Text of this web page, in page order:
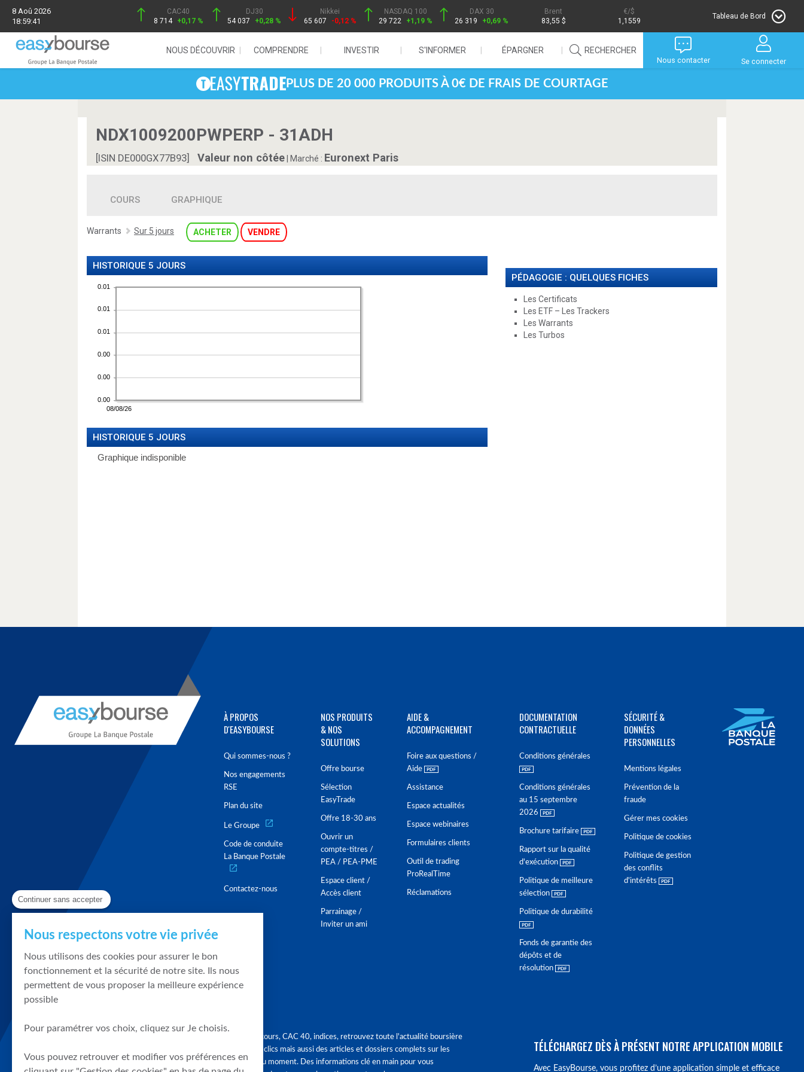
8 Aoû 2026
18:59:41
CAC40
8 714 +0,17 %
DJ30
54 037
+0,28 %
Nikkei
65 607
-0,12 %
NASDAQ 100
29 722
+1,19 %
DAX 30
26 319
+0,69 %
Brent
83,55 $
/$
1,1559
Tableau de Bord
NOUS DÉCOUVRIR COMPRENDRE INVESTIR S'INFORMER ÉPARGNER RECHERCHER
Nous contacter Se connecter
PLUS DE 20 000 PRODUITS À 0€ DE FRAIS DE COURTAGE
NDX1009200PWPERP - 31ADH
[ISIN DE000GX77B93] Valeur non côtée Marché : Euronext Paris
COURS GRAPHIQUE
Warrants Sur 5 jours ACHETER VENDRE
HISTORIQUE 5 JOURS
HISTORIQUE 5 JOURS
PÉDAGOGIE : QUELQUES FICHES
Les Certificats
Les ETF – Les Trackers
Les Warrants
Les Turbos
À PROPOS
D'EASYBOURSE
Qui sommes-nous ?
Nos engagements
RSE
Plan du site
Le Groupe
Code de conduite
La Banque Postale
Contactez-nous
NOS PRODUITS
& NOS
SOLUTIONS
Offre bourse
Sélection
EasyTrade
Offre 18-30 ans
Ouvrir un
compte-titres /
PEA / PEA-PME
Espace client /
Accès client
Parrainage /
Inviter un ami
AIDE &
ACCOMPAGNEMENT
Foire aux questions /
Aide
Assistance
Espace actualités
Espace webinaires
Formulaires clients
Outil de trading
ProRealTime
Réclamations
DOCUMENTATION
CONTRACTUELLE
Conditions générales
Conditions générales
au 15 septembre
2026
Brochure tarifaire
Rapport sur la qualité
d'exécution
Politique de meilleure
sélection
Politique de durabilité
Fonds de garantie des
dépôts et de
résolution
SÉCURITÉ &
DONNÉES
PERSONNELLES
Mentions légales
Prévention de la
fraude
Gérer mes cookies
Politique de cookies
Politique de gestion
des conflits
d'intérêts
Graphique, cours, CAC 40, indices, retrouvez toute l'actualité boursière
en quelques clics mais aussi des articles et dossiers complets sur les
tendances du moment. Des informations clé en main pour vous
TÉLÉCHARGEZ DÈS À PRÉSENT NOTRE APPLICATION MOBILE
Avec EasyBourse, vous profitez d’une application simple et efficace
Continuer sans accepter
Nous respectons votre vie privée
Nous utilisons des cookies pour assurer le bon
fonctionnement et la sécurité de notre site. Ils nous
permettent de vous proposer la meilleure expérience
possible
Pour paramétrer vos choix, cliquez sur Je choisis.
Vous pouvez retrouver et modifier vos préférences en